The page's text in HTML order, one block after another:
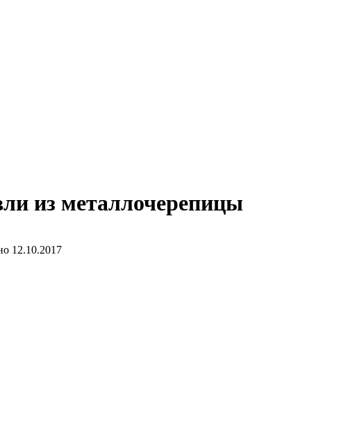
из металлочерепицы
12.10.2017